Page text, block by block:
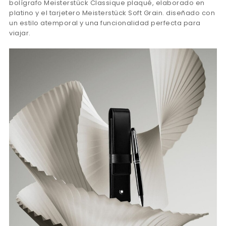
bolígrafo Meisterstück Classique plaqué, elaborado en
platino y el tarjetero Meisterstück Soft Grain. diseñado con
un estilo atemporal y una funcionalidad perfecta para
viajar.